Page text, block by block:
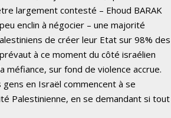
largement contesté – Ehoud BARAK
enclin à négocier – une majorité
de créer leur Etat sur 98% des
à ce moment du côté israélien
méfiance, sur fond de violence accrue.
en Israël commencent à se
Palestinienne, en se demandant si tout